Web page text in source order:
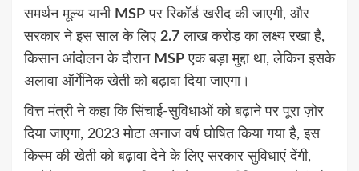
समर्थन मूल्य यानी MSP पर रिकॉर्ड खरीद की जाएगी, और
सरकार ने इस साल के लिए 2.7 लाख करोड़ का लक्ष्य रखा है,
किसान आंदोलन के दौरान MSP एक बड़ा मुद्दा था, लेकिन इसके
अलावा ऑर्गेनिक खेती को बढ़ावा दिया जाएगा।
वित्त मंत्री ने कहा कि सिंचाई-सुविधाओं को बढ़ाने पर पूरा ज़ोर
दिया जाएगा, 2023 मोटा अनाज वर्ष घोषित किया गया है, इस
किस्म की खेती को बढ़ावा देने के लिए सरकार सुविधाएं देंगी,